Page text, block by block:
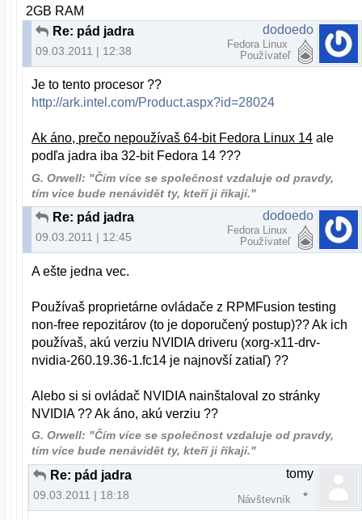
2GB RAM
Re: pád jadra
09.03.2011 | 12:38
dodoedo
Fedora Linux
Používateľ
Je to tento procesor ??
http://ark.intel.com/Product.aspx?id=28024
Ak áno, prečo nepoužívaš 64-bit Fedora Linux 14 ale
podľa jadra iba 32-bit Fedora 14 ???
G. Orwell: "Čím více se společnost vzdaluje od pravdy,
tím více bude nenávidět ty, kteří ji říkají."
Re: pád jadra
09.03.2011 | 12:45
dodoedo
Fedora Linux
Používateľ
A ešte jedna vec.
Používaš proprietárne ovládače z RPMFusion testing
non-free repozitárov (to je doporučený postup)?? Ak ich
používaš, akú verziu NVIDIA driveru (xorg-x11-drv-
nvidia-260.19.36-1.fc14 je najnovší zatiaľ) ??
Alebo si si ovládač NVIDIA nainštaloval zo stránky
NVIDIA ?? Ak áno, akú verziu ??
G. Orwell: "Čím více se společnost vzdaluje od pravdy,
tím více bude nenávidět ty, kteří ji říkají."
Re: pád jadra
09.03.2011 | 18:18
tomy
Návštevník